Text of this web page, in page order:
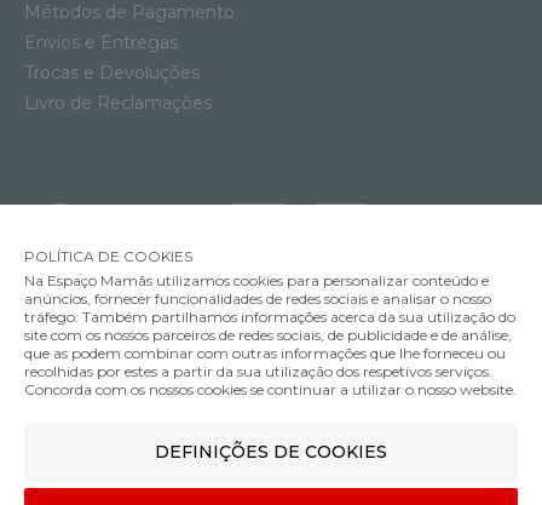
Soutien Amamentação Acolchoado com Aros Anita Miss Spacer
62.95€
Cor
Métodos de Pagamento
Envios e Entregas
Trocas e Devoluções
Livro de Reclamações
MÉTODOS DE ENVIO
MÉTODOS DE PAGAMENTO
POLÍTICA DE COOKIES
Na Espaço Mamãs utilizamos cookies para personalizar conteúdo e
anúncios, fornecer funcionalidades de redes sociais e analisar o nosso
tráfego. Também partilhamos informações acerca da sua utilização do
site com os nossos parceiros de redes sociais, de publicidade e de análise,
que as podem combinar com outras informações que lhe forneceu ou
recolhidas por estes a partir da sua utilização dos respetivos serviços.
Concorda com os nossos cookies se continuar a utilizar o nosso website.
DEFINIÇÕES DE COOKIES